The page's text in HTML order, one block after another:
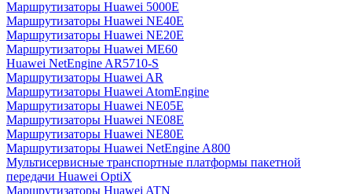
Маршрутизаторы Huawei 5000E
Маршрутизаторы Huawei NE40E
Маршрутизаторы Huawei NE20E
Маршрутизаторы Huawei ME60
Huawei NetEngine AR5710-S
Маршрутизаторы Huawei AR
Маршрутизаторы Huawei AtomEngine
Маршрутизаторы Huawei NE05E
Маршрутизаторы Huawei NE08E
Маршрутизаторы Huawei NE80E
Маршрутизаторы Huawei NetEngine A800
Мультисервисные транспортные платформы пакетной
передачи Huawei OptiX
Маршрутизаторы Huawei ATN